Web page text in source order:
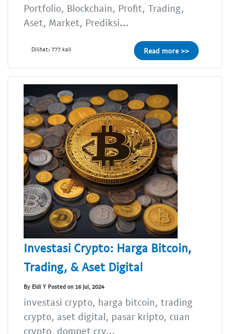
Portfolio, Blockchain, Profit, Trading,
Aset, Market, Prediksi...
Dilihat: 777 kali Read more >>
Investasi Crypto: Harga Bitcoin,
Trading, & Aset Digital
By Eldi Y Posted on 16 Jul, 2024
investasi crypto, harga bitcoin, trading
crypto, aset digital, pasar kripto, cuan
crypto, dompet cry...